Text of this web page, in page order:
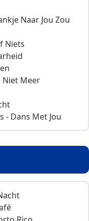
Naar Jou Zou
Niets
Niet Meer
- Dans Met Jou